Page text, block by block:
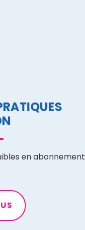
en abonnement